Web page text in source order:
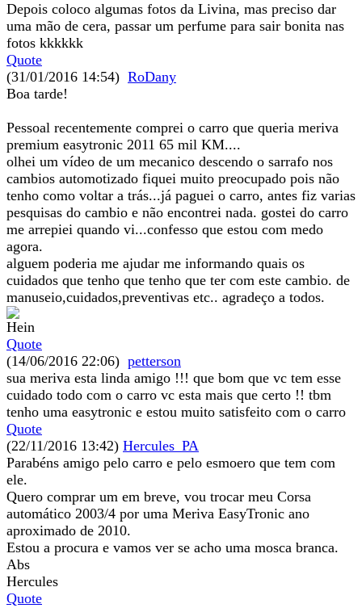
Depois coloco algumas fotos da Livina, mas preciso dar
uma mão de cera, passar um perfume para sair bonita nas
fotos kkkkkk
Quote
(31/01/2016 14:54) RoDany
Boa tarde!
Pessoal recentemente comprei o carro que queria meriva
premium easytronic 2011 65 mil KM....
olhei um vídeo de um mecanico descendo o sarrafo nos
cambios automotizado fiquei muito preocupado pois não
tenho como voltar a trás...já paguei o carro, antes fiz varias
pesquisas do cambio e não encontrei nada. gostei do carro
me arrepiei quando vi...confesso que estou com medo
agora.
alguem poderia me ajudar me informando quais os
cuidados que tenho que tenho que ter com este cambio. de
manuseio,cuidados,preventivas etc.. agradeço a todos.
Quote
(14/06/2016 22:06) petterson
sua meriva esta linda amigo !!! que bom que vc tem esse
cuidado todo com o carro vc esta mais que certo !! tbm
tenho uma easytronic e estou muito satisfeito com o carro
Quote
(22/11/2016 13:42) Hercules_PA
Parabéns amigo pelo carro e pelo esmoero que tem com
ele.
Quero comprar um em breve, vou trocar meu Corsa
automático 2003/4 por uma Meriva EasyTronic ano
aproximado de 2010.
Estou a procura e vamos ver se acho uma mosca branca.
Abs
Hercules
Quote